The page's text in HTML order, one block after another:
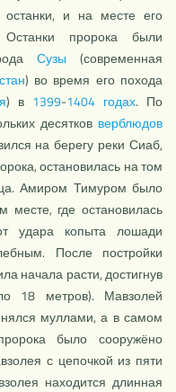
и на месте его
Останки пророка были
Сузы (современная
) во время его похода
) в 1399-1404 годах. По
десятков верблюдов
на берегу реки Сиаб,
остановилась на том
Амиром Тимуром было
месте, где остановилась
удара копыта лошади
После постройки
начала расти, достигнув
18 метров). Мавзолей
муллами, а в самом
было сооружёно
с цепочкой из пяти
находится длинная